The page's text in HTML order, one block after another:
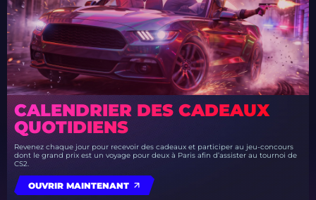
CALENDRIER DES CADEAUX
QUOTIDIENS
Revenez chaque jour pour recevoir des cadeaux et participer au jeu-concours
dont le grand prix est un voyage pour deux à Paris afin d’assister au tournoi de
CS2.
OUVRIR MAINTENANT